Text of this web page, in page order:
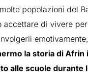
popolazioni del
di vivere
emotivamente,
la storia di Afrin
alle scuole durante